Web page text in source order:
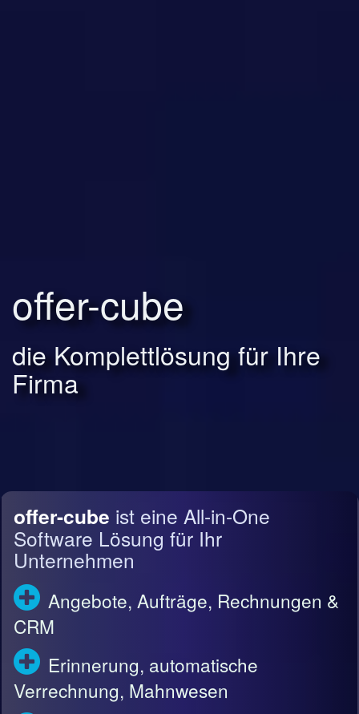
offer-cube
die Komplettlösung für Ihre
Firma
offer-cube ist eine All-in-One
Software Lösung für Ihr
Unternehmen
Angebote, Aufträge, Rechnungen &
CRM
Erinnerung, automatische
Verrechnung, Mahnwesen